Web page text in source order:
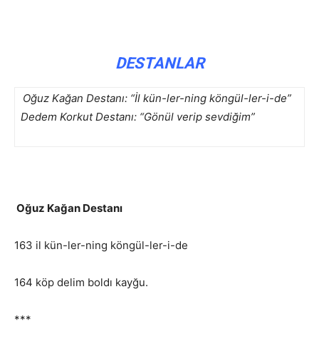
DESTANLAR
Oğuz Kağan Destanı: “İl kün-ler-ning köngül-ler-i-de”
Dedem Korkut Destanı: “Gönül verip sevdiğim”
Oğuz Kağan Destanı
163 il kün-ler-ning köngül-ler-i-de
164 köp delim boldı kayğu.
***